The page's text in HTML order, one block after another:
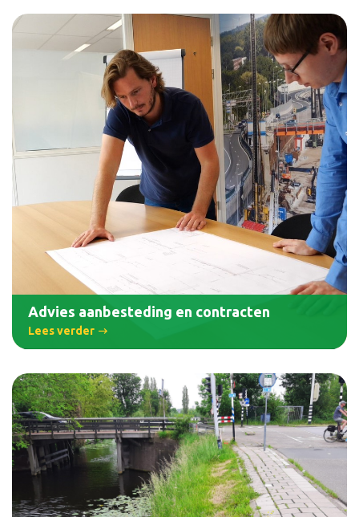
Advies aanbesteding en contracten
Lees verder